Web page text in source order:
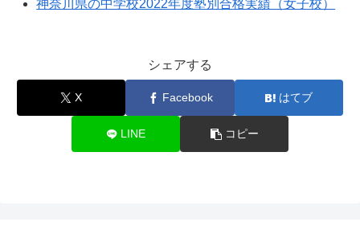
神奈川県の中学校2022年度塾別合格実績（女子校）
シェアする
X Facebook はてブ
LINE コピー